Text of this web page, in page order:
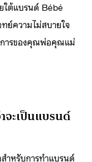
ใต้แบรนด์ Bébé
ย์ความไม่สบายใจ
การของคุณพ่อคุณแม่
จะเป็นแบรนด์
ำหรับการทำแบรนด์